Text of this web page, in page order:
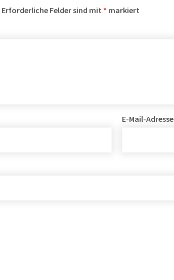
Erforderliche Felder sind mit * markiert
E-Mail-Adresse